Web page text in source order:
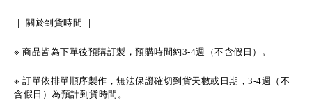
｜ 關於到貨時間 ｜
※ 商品皆為下單後預購訂製，預購時間約3-4週（不含假日）。
※ 訂單依排單順序製作，無法保證確切到貨天數或日期， 3-4週（不
含假日）為預計到貨時間。